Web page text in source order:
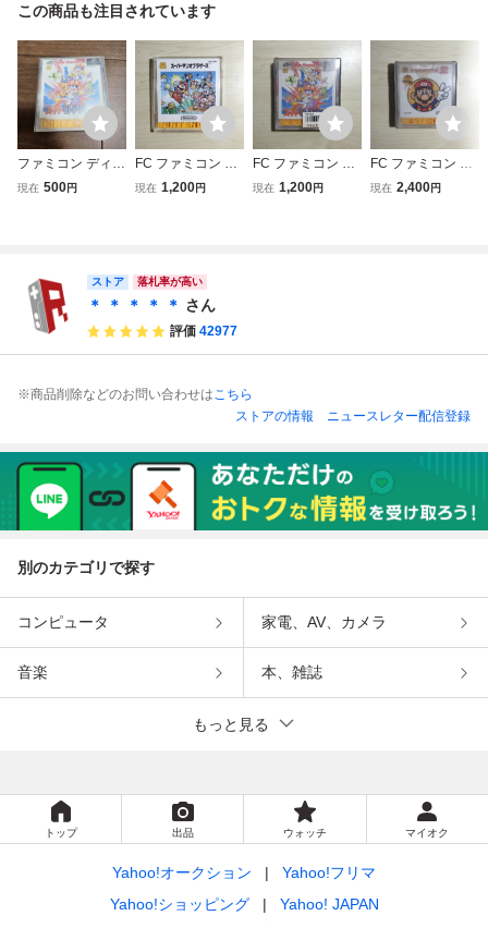
この商品も注目されています
ファミコン ディス
クシステム FC デ
現在 500円
FC ファミコン デ
ィスクシステム デ
現在 1,200円
FC ファミコン デ
ィスクシステム デ
現在 1,200円
FC ファミコン デ
ィスクシステム デ
現在 2,400円
ストア 落札率が高い
＊ ＊ ＊ ＊ ＊ さん
評価 42977
※商品削除などのお問い合わせはこちら
ストアの情報
ニュースレター配信登録
別のカテゴリで探す
コンピュータ 家電、AV、カメラ
音楽 本、雑誌
もっと見る
トップ 出品 ウォッチ マイオク
Yahoo!オークション
Yahoo!フリマ
Yahoo!ショッピング
Yahoo! JAPAN